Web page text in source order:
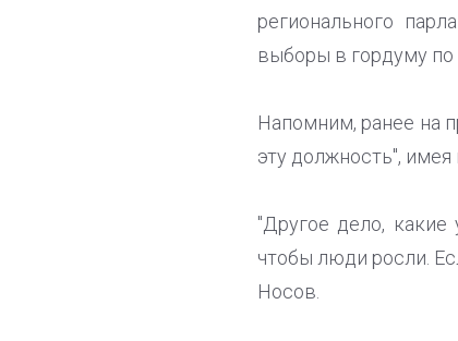
регионального
выборы в гордуму
Напомним, ранее на
эту должность",
"Другое дело,
чтобы люди росли.
Носов.